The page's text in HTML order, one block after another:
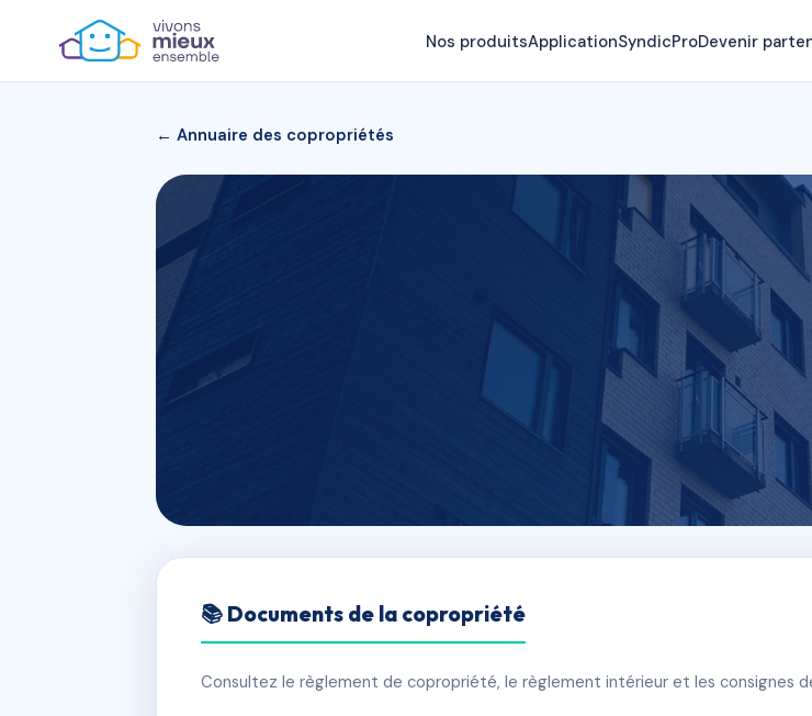
Nos produitsApplicationSyndicProDevenir
← Annuaire des copropriétés
13 rue Volta
📍 13 r volta 10300 Sainte-Savine
📚 Documents de la copropriété
Consultez le règlement de copropriété, le règlement intérieur et les consignes